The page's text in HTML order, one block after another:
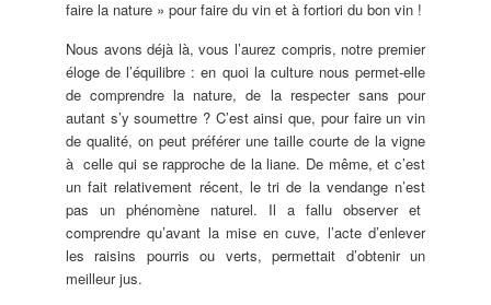
faire la nature » pour faire du vin et à fortiori du bon vin !
Nous avons déjà là, vous l’aurez compris, notre premier
éloge de l’équilibre : en quoi la culture nous permet-elle
de comprendre la nature, de la respecter sans pour
autant s’y soumettre ? C’est ainsi que, pour faire un vin
de qualité, on peut préférer une taille courte de la vigne
à celle qui se rapproche de la liane. De même, et c’est
un fait relativement récent, le tri de la vendange n’est
pas un phénomène naturel. Il a fallu observer et
comprendre qu’avant la mise en cuve, l’acte d’enlever
les raisins pourris ou verts, permettait d’obtenir un
meilleur jus.